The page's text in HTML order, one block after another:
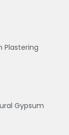
Plastering
Gypsum